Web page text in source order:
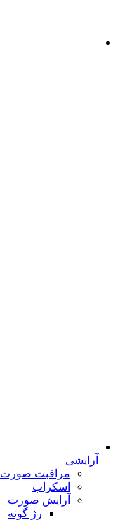
آرایشی
مراقبت صورت
اسکراب
آرایش صورت
رژ گونه